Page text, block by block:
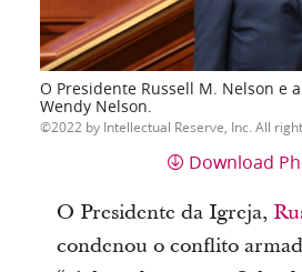
O Presidente Russell M. Nelson e
Wendy Nelson.
2022 by Intellectual Reserve, Inc. All
Download
O Presidente da Igreja,
condenou o conflito